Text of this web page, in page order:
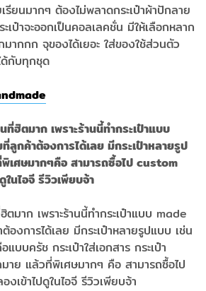
รียนมากๆ ต้องไม่พลาดกระเป๋าผ้าปักลาย
เป๋าจะออกเป็นคอลเลคชั่น มีให้เลือกหลาก
มากกก จุของได้เยอะ ใส่ของใช้ส่วนตัว
ด้กับทุกชุด
มาก เพราะร้านนี้ทำกระเป๋าแบบ made
งการได้เลย มีกระเป๋าหลายรูปแบบ เช่น
แบบครัช กระเป๋าใส่เอกสาร กระเป๋า
าย แล้วที่พิเศษมากๆ คือ สามารถซื้อไป
เข้าไปดูในไอจี รีวิวเพียบจ้า